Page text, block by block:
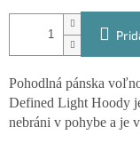
Pohodlná pánska
Defined Light Hoody
nebráni v pohybe a je